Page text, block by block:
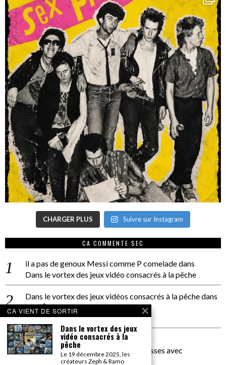
CHARGER PLUS Suivre sur Instagram
CA COMMENTE SEC
il a pas de genoux Messi comme P comeladedans
Dans le vortex des jeux vidéo consacrés à la pêche
Dans le vortex des jeux vidéos consacrés à la pêchedans
PACÔME THIELLEMENT
La séance d’Hip Gnose
La Patrie
dans
On a parlé Dolce Vita et lutte des classes avec
Bernardino Femminielli
CA VIENT DE SORTIR
Dans le vortex des jeux
vidéo consacrés à la
pêche
Le 19 décembre 2025, les
créateurs Zeph & Ramo